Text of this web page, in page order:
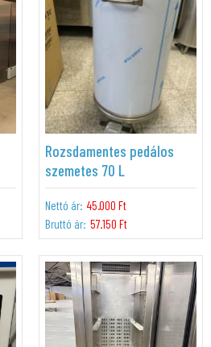
Rozsdamentes pedálos
szemetes 70 L
Nettó ár: 45.000 Ft
Bruttó ár: 57.150 Ft